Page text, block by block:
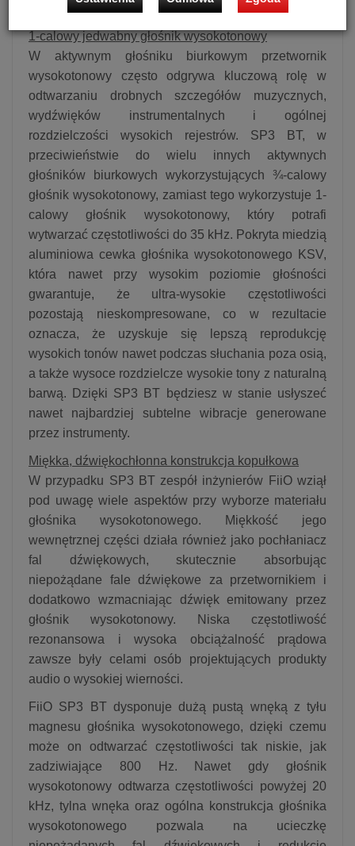
bez względu na to, jakiej muzyki się słucha.
1-calowy jedwabny głośnik wysokotonowy
W aktywnym głośniku biurkowym przetwornik
wysokotonowy często odgrywa kluczową rolę w
odtwarzaniu drobnych szczegółów muzycznych,
wydźwięków instrumentalnych i ogólnej
rozdzielczości wysokich rejestrów. SP3 BT, w
przeciwieństwie do wielu innych aktywnych
głośników biurkowych wykorzystujących ¾-calowy
głośnik wysokotonowy, zamiast tego wykorzystuje 1-
calowy głośnik wysokotonowy, który potrafi
wytwarzać częstotliwości do 35 kHz. Pokryta miedzią
aluminiowa cewka głośnika wysokotonowego KSV,
która nawet przy wysokim poziomie głośności
gwarantuje, że ultra-wysokie częstotliwości
pozostają nieskompresowane, co w rezultacie
oznacza, że uzyskuje się lepszą reprodukcję
wysokich tonów nawet podczas słuchania poza osią,
a także wysoce rozdzielcze wysokie tony z naturalną
barwą. Dzięki SP3 BT będziesz w stanie usłyszeć
nawet najbardziej subtelne wibracje generowane
przez instrumenty.
Miękka, dźwiękochłonna konstrukcja kopułkowa
W przypadku SP3 BT zespół inżynierów FiiO wziął
pod uwagę wiele aspektów przy wyborze materiału
głośnika wysokotonowego. Miękkość jego
wewnętrznej części działa również jako pochłaniacz
fal dźwiękowych, skutecznie absorbując
niepożądane fale dźwiękowe za przetwornikiem i
dodatkowo wzmacniając dźwięk emitowany przez
głośnik wysokotonowy. Niska częstotliwość
rezonansowa i wysoka obciążalność prądowa
zawsze były celami osób projektujących produkty
audio o wysokiej wierności.
FiiO SP3 BT dysponuje dużą pustą wnęką z tyłu
magnesu głośnika wysokotonowego, dzięki czemu
może on odtwarzać częstotliwości tak niskie, jak
zadziwiające 800 Hz. Nawet gdy głośnik
wysokotonowy odtwarza częstotliwości powyżej 20
kHz, tylna wnęka oraz ogólna konstrukcja głośnika
wysokotonowego pozwala na ucieczkę